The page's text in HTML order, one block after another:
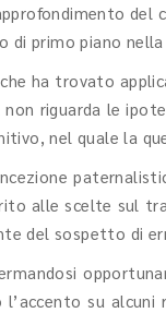
del
primo piano
ha trovato
riguarda le
nel quale la
alle scelte sul
del sospetto di
l’accento su